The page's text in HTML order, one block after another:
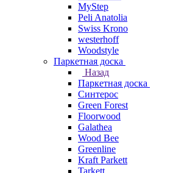
MyStep
Peli Anatolia
Swiss Krono
westerhoff
Woodstyle
Паркетная доска
Назад
Паркетная доска
Синтерос
Green Forest
Floorwood
Galathea
Wood Bee
Greenline
Kraft Parkett
Tarkett